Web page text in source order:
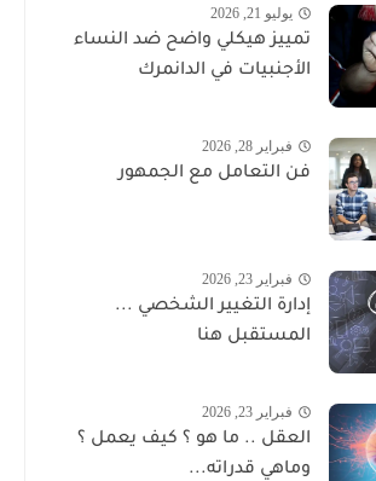
يوليو 21, 2026
تمييز هيكلي واضح ضد النساء
الأجنبيات في الدانمرك
فبراير 28, 2026
فن التعامل مع الجمهور
فبراير 23, 2026
إدارة التغيير الشخصي ...
المستقبل هنا
فبراير 23, 2026
العقل .. ما هو ؟ كيف يعمل ؟
وماهي قدراته...